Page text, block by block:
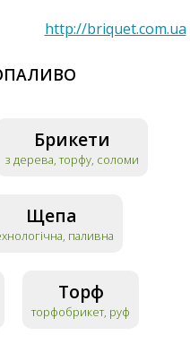
http://briquet.com.ua
Брикети
з дерева, торфу, соломи
Щепа
паливна
Торф
торфобрикет, руф